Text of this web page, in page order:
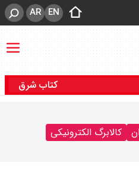
EN
AR
کتاب شرق
کالابرگ الکترونیکی